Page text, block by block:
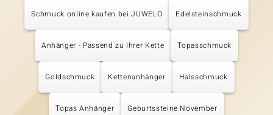
Schmuck online kaufen bei JUWELO Edelsteinschmuck
Anhänger - Passend zu Ihrer Kette Topasschmuck
Goldschmuck Kettenanhänger Halsschmuck
Topas Anhänger Geburtssteine November